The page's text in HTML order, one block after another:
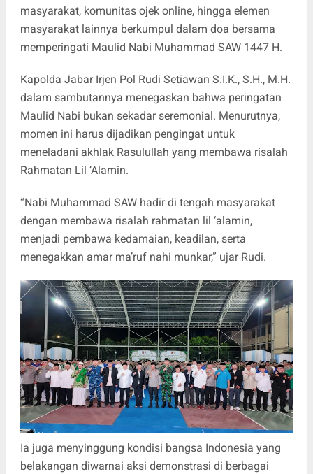
masyarakat, komunitas ojek online, hingga elemen
masyarakat lainnya berkumpul dalam doa bersama
memperingati Maulid Nabi Muhammad SAW 1447 H.
Kapolda Jabar Irjen Pol Rudi Setiawan S.I.K., S.H., M.H.
dalam sambutannya menegaskan bahwa peringatan
Maulid Nabi bukan sekadar seremonial. Menurutnya,
momen ini harus dijadikan pengingat untuk
meneladani akhlak Rasulullah yang membawa risalah
Rahmatan Lil ‘Alamin.
“Nabi Muhammad SAW hadir di tengah masyarakat
dengan membawa risalah rahmatan lil ‘alamin,
menjadi pembawa kedamaian, keadilan, serta
menegakkan amar ma’ruf nahi munkar,” ujar Rudi.
Ia juga menyinggung kondisi bangsa Indonesia yang
belakangan diwarnai aksi demonstrasi di berbagai